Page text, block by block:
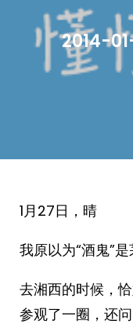
2014-
1月27日，晴
我原以为“酒鬼”是
去湘西的时候，
参观了一圈，还